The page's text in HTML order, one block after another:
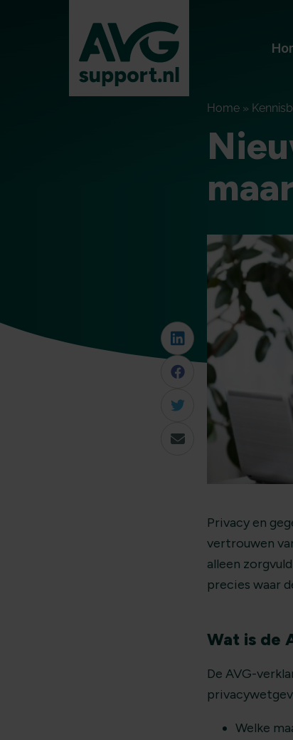
Home »
Privacy en
vertrouwen
alleen
precies waar
Wat is de
De AVG-
Welke